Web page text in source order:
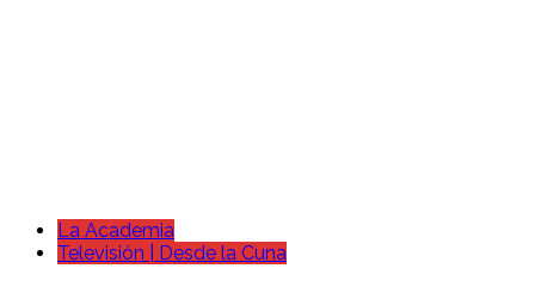
La Academia
Televisión | Desde la Cuna